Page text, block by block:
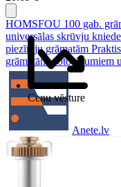
Cenu vēsture
HOMSFOU 100 gab.
universālas skrūvju
piezīmju grāmatām
grāmatām, fotoalbumiem
Anete.lv